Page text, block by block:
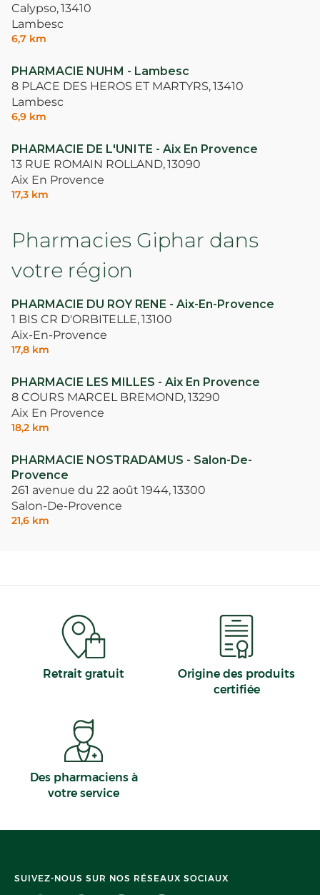
Calypso,13410
Lambesc
6,7 km
PHARMACIE NUHM - Lambesc
8 PLACE DES HEROS ET MARTYRS,13410
Lambesc
6,9 km
PHARMACIE DE L'UNITE - Aix En Provence
13 RUE ROMAIN ROLLAND,13090
Aix En Provence
17,3 km
Pharmacies Giphar dans
votre région
PHARMACIE DU ROY RENE - Aix-En-Provence
1 BIS CR D'ORBITELLE,13100
Aix-En-Provence
17,8 km
PHARMACIE LES MILLES - Aix En Provence
8 COURS MARCEL BREMOND,13290
Aix En Provence
18,2 km
PHARMACIE NOSTRADAMUS - Salon-De-
Provence
261 avenue du 22 août 1944,13300
Salon-De-Provence
21,6 km
Retrait gratuit
Origine des produits
certifiée
Des pharmaciens à
votre service
SUIVEZ-NOUS SUR NOS RÉSEAUX SOCIAUX